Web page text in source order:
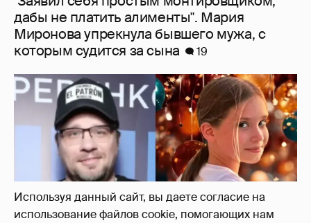
Используя данный сайт, вы даете согласие на
использование файлов cookie, помогающих нам
"Ей всё не так". Гарик Харламов
пожаловался на переходный возраст
дочери от Кристины Асмус
8